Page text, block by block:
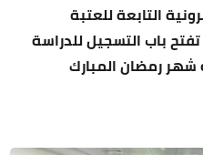
التابعة للعتبة
باب التسجيل للدراسة
شهر رمضان المبارك